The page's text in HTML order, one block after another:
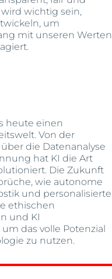
wichtig sein,
um
mit unseren Werten
heute einen
Von der
die Datenanalyse
hat KI die Art
Die Zukunft
wie autonome
und personalisierte
ethischen
und KI
das volle Potenzial
zu nutzen.